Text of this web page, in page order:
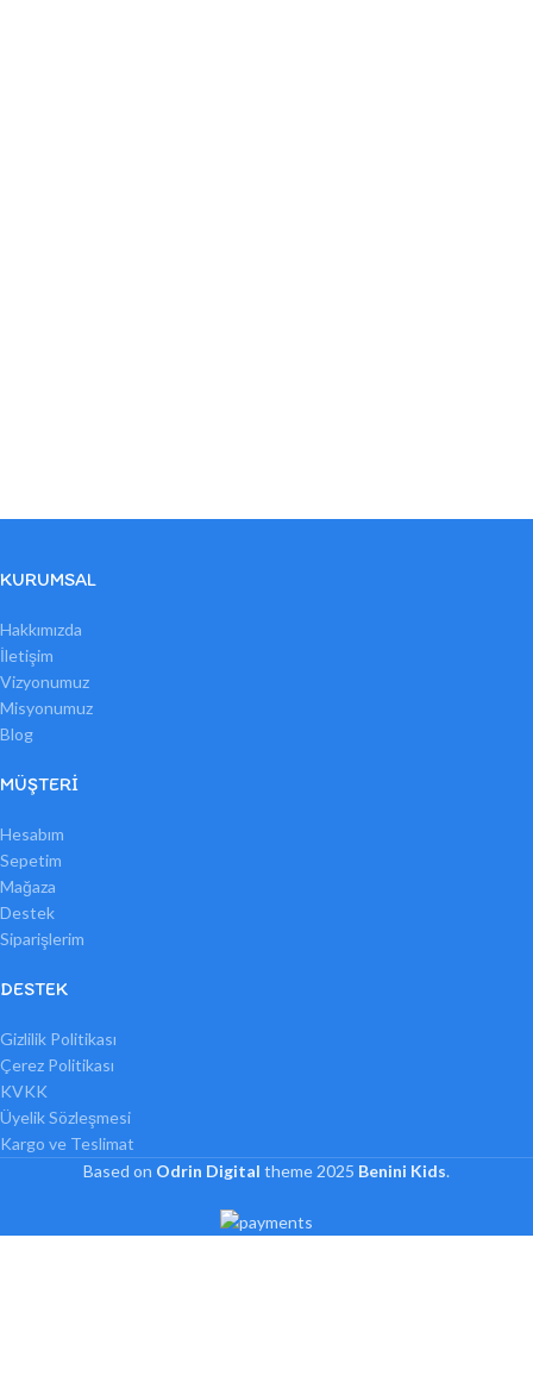
KURUMSAL
Hakkımızda
İletişim
Vizyonumuz
Misyonumuz
Blog
MÜŞTERI
Hesabım
Sepetim
Mağaza
Destek
Siparişlerim
DESTEK
Gizlilik Politikası
Çerez Politikası
KVKK
Üyelik Sözleşmesi
Kargo ve Teslimat
Based on Odrin Digital theme 2025 Benini Kids.